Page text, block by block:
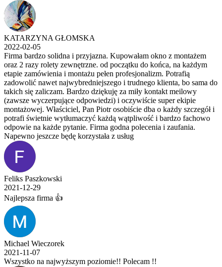
KATARZYNA GŁOMSKA
2022-02-05
Firma bardzo solidna i przyjazna. Kupowałam okno z montażem
oraz 2 razy rolety zewnętrzne. od początku do końca, na każdym
etapie zamówienia i montażu pełen profesjonalizm. Potrafią
zadowolić nawet najwybredniejszego i trudnego klienta, bo sama do
takich się zaliczam. Bardzo dziękuję za miły kontakt meilowy
(zawsze wyczerpujące odpowiedzi) i oczywiście super ekipie
montażowej. Właściciel, Pan Piotr osobiście dba o każdy szczegół i
potrafi świetnie wytłumaczyć każdą wątpliwość i bardzo fachowo
odpowie na każde pytanie. Firma godna polecenia i zaufania.
Napewno jeszcze będę korzystała z usług
Feliks Paszkowski
2021-12-29
Najlepsza firma 👍
Michael Wieczorek
2021-11-07
Wszystko na najwyższym poziomie!! Polecam !!